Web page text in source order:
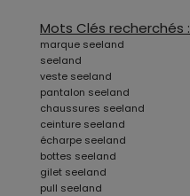
Mots Clés recherchés :
marque seeland
seeland
veste seeland
pantalon seeland
chaussures seeland
ceinture seeland
écharpe seeland
bottes seeland
gilet seeland
pull seeland